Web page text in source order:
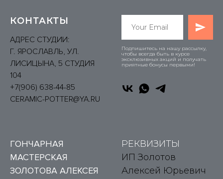
КОНТАКТЫ
АДРЕС СТУДИИ:
Г. ЯРОСЛАВЛЬ, УЛ.
ЛИСИЦЫНА, 5 СТУДИЯ
104
+7(906) 638-44-85
CERAMIC-POTTER@YA.RU
Подпишитесь на нашу рассылку,
чтобы всегда быть в курсе
эксклюзивных акций и получать
приятные бонусы первыми!
ГОНЧАРНАЯ
МАСТЕРСКАЯ
ЗОЛОТОВА АЛЕКСЕЯ
РЕКВИЗИТЫ
ИП Золотов
Алексей Юрьевич